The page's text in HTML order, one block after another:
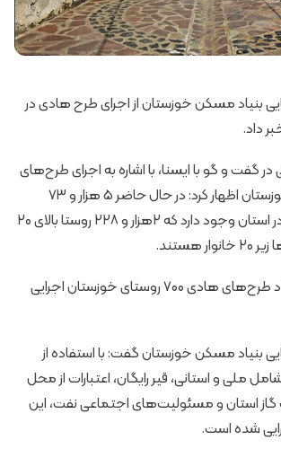
بنیاد مسکن خوزستان از اجرای طرح هادی در
گفت ‌و گو با ایسنا، با اشاره به اجرای طرح‌های
هادی روستایی در خوزستان اظهار کرد: در حال حاضر ۵ هزار و ۷۳
روستای داری سکنه در استان وجود دارد که ۲هزار و ۲۲۸ روستا بالای ۲۰
هستند.
وی افزود: از این تعداد طرح‌های هادی ۷۰۰ روستای خوزستان اجرایی
بنیاد مسکن خوزستان گفت: با استفاده از
ملی و استانی، قیر رایگان، اعتبارات از محل
گاز استان و مسئولیت‌های اجتماعی نفت، این
شده است.